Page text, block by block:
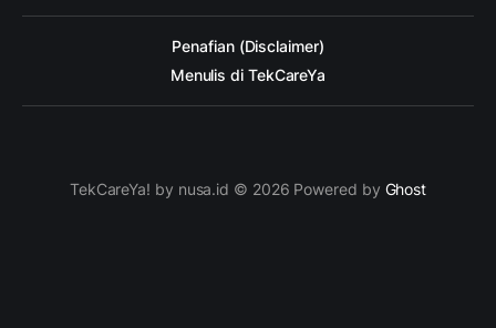
Penafian (Disclaimer)
Menulis di TekCareYa
TekCareYa! by nusa.id © 2026 Powered by Ghost